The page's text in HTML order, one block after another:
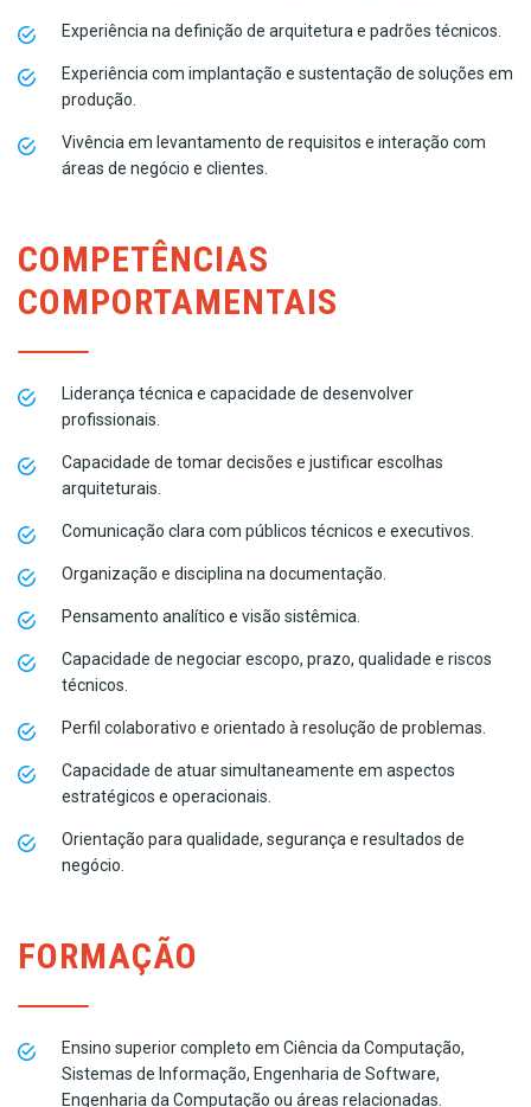
Experiência na definição de arquitetura e padrões técnicos.
Experiência com implantação e sustentação de soluções em
produção.
Vivência em levantamento de requisitos e interação com
áreas de negócio e clientes.
COMPETÊNCIAS
COMPORTAMENTAIS
Liderança técnica e capacidade de desenvolver
profissionais.
Capacidade de tomar decisões e justificar escolhas
arquiteturais.
Comunicação clara com públicos técnicos e executivos.
Organização e disciplina na documentação.
Pensamento analítico e visão sistêmica.
Capacidade de negociar escopo, prazo, qualidade e riscos
técnicos.
Perfil colaborativo e orientado à resolução de problemas.
Capacidade de atuar simultaneamente em aspectos
estratégicos e operacionais.
Orientação para qualidade, segurança e resultados de
negócio.
FORMAÇÃO
Ensino superior completo em Ciência da Computação,
Sistemas de Informação, Engenharia de Software,
Engenharia da Computação ou áreas relacionadas.